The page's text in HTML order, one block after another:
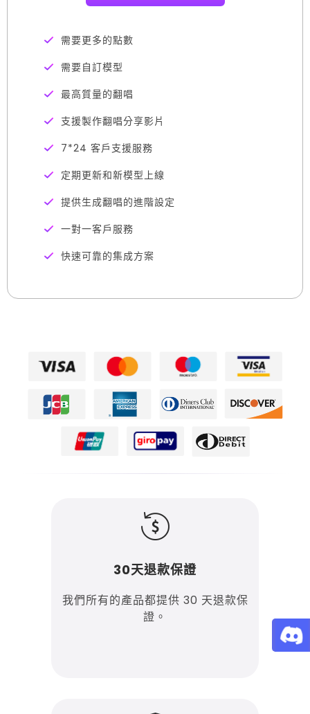
需要更多的點數
需要自訂模型
最高質量的翻唱
支援製作翻唱分享影片
7*24 客戶支援服務
定期更新和新模型上線
提供生成翻唱的進階設定
一對一客戶服務
快速可靠的集成方案
30天退款保證
我們所有的產品都提供 30 天退款保
證。